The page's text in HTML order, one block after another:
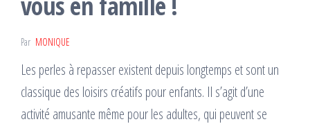
Par MONIQUE
Les perles à repasser existent depuis longtemps et sont un
classique des loisirs créatifs pour enfants. Il s’agit d’une
activité amusante même pour les adultes, qui peuvent se